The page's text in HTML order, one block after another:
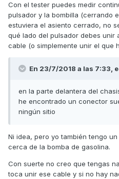
Con el tester puedes medir
pulsador y la bombilla (cerrando
estuviera el asiento cerrado, no
qué lado del pulsador debes unir
cable (o simplemente unir el que
En 23/7/2018 a las 7:33,
en la parte delantera del
he encontrado un conector
ningún sitio
Ni idea, pero yo también tengo
cerca de la bomba de gasolina.
Con suerte no creo que tengas
toca unir ese cable y si no hay